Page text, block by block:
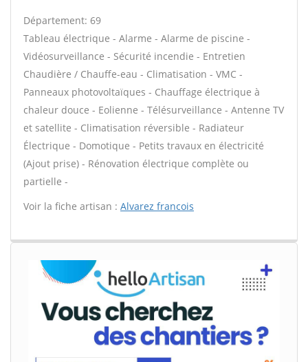
Département: 69
Tableau électrique - Alarme - Alarme de piscine -
Vidéosurveillance - Sécurité incendie - Entretien
Chaudière / Chauffe-eau - Climatisation - VMC -
Panneaux photovoltaïques - Chauffage électrique à
chaleur douce - Eolienne - Télésurveillance - Antenne TV
et satellite - Climatisation réversible - Radiateur
Électrique - Domotique - Petits travaux en électricité
(Ajout prise) - Rénovation électrique complète ou
partielle -
Voir la fiche artisan : Alvarez francois